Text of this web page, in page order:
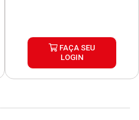
FAÇA SEU
LOGIN